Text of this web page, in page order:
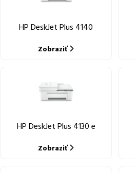
HP DeskJet Plus 4140
Zobraziť
HP DeskJet Plus 4130 e
Zobraziť